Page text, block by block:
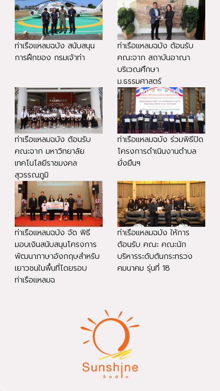
ท่าเรือแหลมฉบัง สนับสนุน
การฝึกของ กรมเจ้าท่า
ท่าเรือแหลมฉบัง ต้อนรับ
คณะจาก สถาบันอาณา
บริเวณศึกษา
ม.ธรรมศาสตร์
ท่าเรือแหลมฉบัง ต้อนรับ
คณะจาก มหาวิทยาลัย
เทคโนโลยีราชมงคล
สุวรรณภูมิ
ท่าเรือแหลมฉบัง ร่วมพิธีปิด
โครงการดำเนินงานตำบล
ยั่งยืนฯ
ท่าเรือแหลมฉบัง จัด พิธี
มอบเงินสนับสนุนโครงการ
พัฒนาภาษาอังกฤษสำหรับ
เยาวชนในพื้นที่โดยรอบ
ท่าเรือแหลมฉ
ท่าเรือแหลมฉบัง ให้การ
ต้อนรับ คณะ คณะนัก
บริหารระดับต้นกระทรวง
คมนาคม รุ่นที่ 18